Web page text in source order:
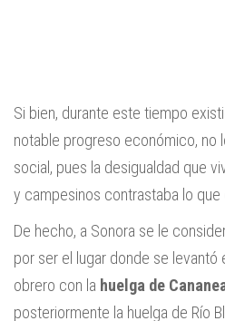
Si bien, durante este tiempo
notable progreso económico, no
social, pues la desigualdad que
y campesinos contrastaba lo que
De hecho, a Sonora se le
por ser el lugar donde se levantó
obrero con la huelga de
posteriormente la huelga de Río